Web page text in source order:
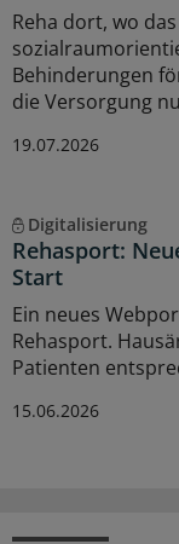
Reha dort, wo
Behinderungen
die Versorgung
19.07.2026
Digitalisierung
Rehasport:
Start
Ein neues
Rehasport.
Patienten
15.06.2026